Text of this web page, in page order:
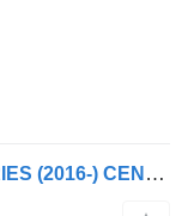
Scania TGS (2017-) Scania R / S SERIES (2016-) CENTER GRILLE